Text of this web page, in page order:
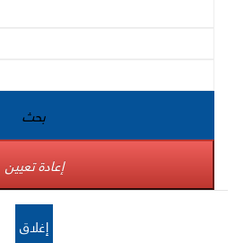
بحث
إعادة تعيين
إغلاق